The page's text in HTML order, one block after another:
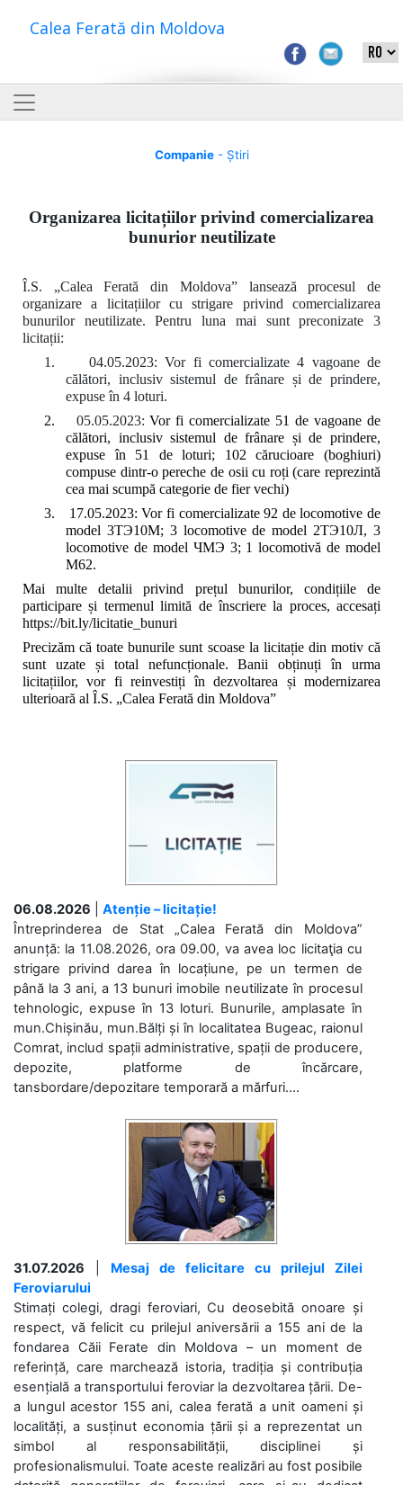
Calea Ferată din Moldova
Companie- Știri
Organizarea licitațiilor privind comercializarea
bunurior neutilizate
Î.S. „Calea Ferată din Moldova” lansează procesul de
organizare a licitațiilor cu strigare privind comercializarea
bunurilor neutilizate. Pentru luna mai sunt preconizate 3
licitații:
1.
04.05.2023: Vor fi comercializate 4 vagoane de
călători, inclusiv sistemul de frânare și de prindere,
expuse în 4 loturi.
2.
05.05.2023:Vor fi comercializate 51 de vagoane de
călători, inclusiv sistemul de frânare și de prindere,
expuse în 51 de loturi; 102 cărucioare (boghiuri)
compuse dintr-o pereche de osii cu roți(care reprezintă
cea mai scumpă categorie de fier vechi)
3.
17.05.2023: Vor fi comercializate 92 de locomotive de
model 3ТЭ10М; 3 locomotive de model 2ТЭ10Л, 3
locomotive de model ЧМЭ 3; 1 locomotivă de model
M62.
Mai multe detalii privind prețul bunurilor, condițiile de
participare și termenul limită de înscriere la proces, accesați
https://bit.ly/licitatie_bunuri
Precizăm că toate bunurile sunt scoase la licitație din motiv că
sunt uzate și total nefuncționale. Banii obținuți în urma
licitațiilor, vor fi reinvestiți în dezvoltarea și modernizarea
ulterioară al Î.S. „Calea Ferată din Moldova”
06.08.2026
Atenție – licitație!
Întreprinderea de Stat „Calea Ferată din Moldova”
anunță: la 11.08.2026, ora 09.00, va avea loc licitaţia cu
strigare privind darea în locațiune, pe un termen de
până la 3 ani, a 13 bunuri imobile neutilizate în procesul
tehnologic, expuse în 13 loturi. Bunurile, amplasate în
mun.Chișinău, mun.Bălți și în localitatea Bugeac, raionul
Comrat, includ spații administrative, spații de producere,
depozite, platforme de încărcare,
tansbordare/depozitare temporară a mărfuri....
31.07.2026
Mesaj de felicitare cu prilejul Zilei
Feroviarului
Stimați colegi, dragi feroviari, Cu deosebită onoare și
respect, vă felicit cu prilejul aniversării a 155 ani de la
fondarea Căii Ferate din Moldova – un moment de
referință, care marchează istoria, tradiția și contribuția
esențială a transportului feroviar la dezvoltarea țării. De-
a lungul acestor 155 ani, calea ferată a unit oameni și
localități, a susținut economia țării și a reprezentat un
simbol al responsabilității, disciplinei și
profesionalismului. Toate aceste realizări au fost posibile